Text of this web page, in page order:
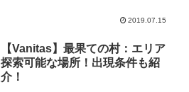
2019.07.15
【Vanitas】最果ての村：エリア
探索可能な場所！出現条件も紹
介！